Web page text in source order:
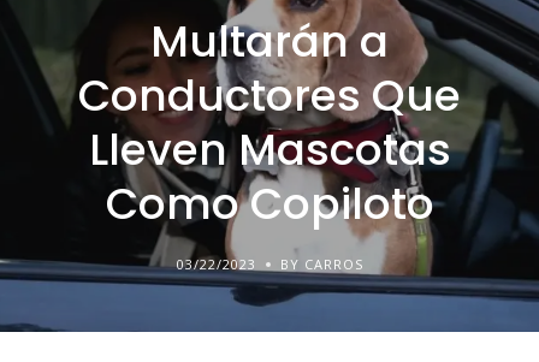
Multarán a
Conductores Que
Lleven Mascotas
Como Copiloto
03/22/2023 BY CARROS